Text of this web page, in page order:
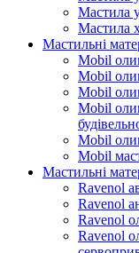
Мастила
Мастила
Мастильні
Mobil
Mobil
Mobil
Mobil
Mobil
Mobil
Мастильні
Ravenol
Ravenol
Ravenol
Ravenol